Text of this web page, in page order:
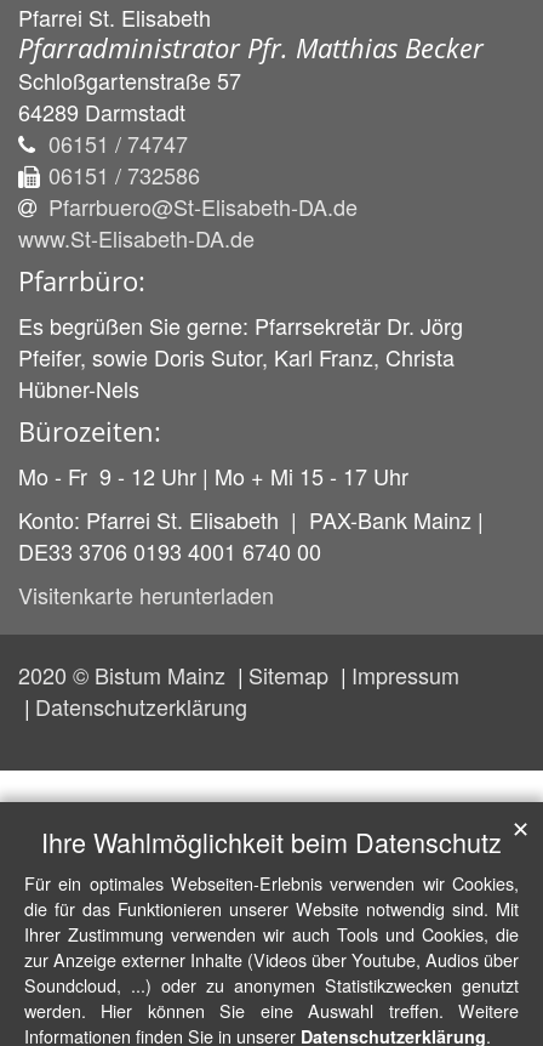
Pfarrei St. Elisabeth
Pfarradministrator Pfr. Matthias Becker
Schloßgartenstraße 57
64289 Darmstadt
06151 / 74747
06151 / 732586
Pfarrbuero@St-Elisabeth-DA.de
www.St-Elisabeth-DA.de
Pfarrbüro:
Es begrüßen Sie gerne: Pfarrsekretär Dr. Jörg
Pfeifer, sowie Doris Sutor, Karl Franz, Christa
Hübner-Nels
Bürozeiten:
Mo - Fr 9 - 12 Uhr | Mo + Mi 15 - 17 Uhr
Konto: Pfarrei St. Elisabeth | PAX-Bank Mainz |
DE33 3706 0193 4001 6740 00
Visitenkarte herunterladen
2020 © Bistum Mainz Sitemap
Impressum
Datenschutzerklärung
Ihre Wahlmöglichkeit beim Datenschutz
Für ein optimales Webseiten-Erlebnis verwenden wir Cookies,
die für das Funktionieren unserer Website notwendig sind. Mit
Ihrer Zustimmung verwenden wir auch Tools und Cookies, die
zur Anzeige externer Inhalte (Videos über Youtube, Audios über
Soundcloud, ...) oder zu anonymen Statistikzwecken genutzt
werden. Hier können Sie eine Auswahl treffen. Weitere
Informationen finden Sie in unserer Datenschutzerklärung.
✕